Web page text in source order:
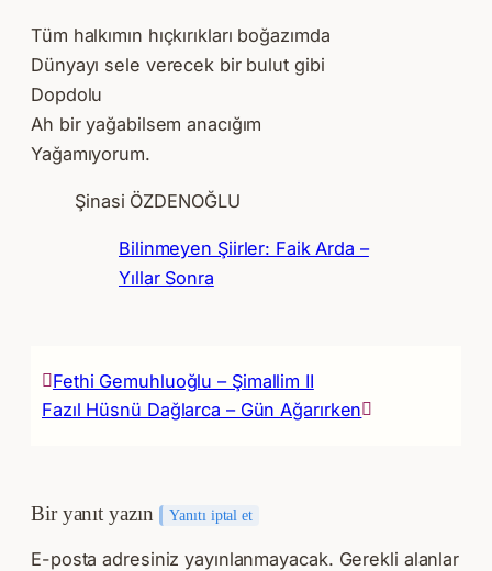
Tüm halkımın hıçkırıkları boğazımda
Dünyayı sele verecek bir bulut gibi
Dopdolu
Ah bir yağabilsem anacığım
Yağamıyorum.
Şinasi ÖZDENOĞLU
Bilinmeyen Şiirler: Faik Arda –
Yıllar Sonra
Fethi Gemuhluoğlu – Şimallim II
Fazıl Hüsnü Dağlarca – Gün Ağarırken
Bir yanıt yazın Yanıtı iptal et
E-posta adresiniz yayınlanmayacak. Gerekli alanlar